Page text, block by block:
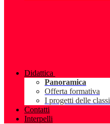
Didattica
Panoramica
Offerta formativa
I progetti delle classi
Contatti
Interpelli